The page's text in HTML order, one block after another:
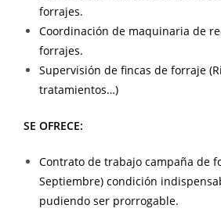
forrajes.
Coordinación de maquinaria de
forrajes.
Supervisión de fincas de forraje
tratamientos…)
SE OFRECE:
Contrato de trabajo campaña de
Septiembre) condición
pudiendo ser prorrogable.